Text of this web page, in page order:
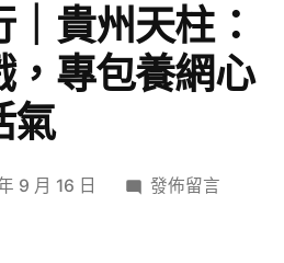
貴州天柱：
，專包養網心
氣
9 月 16 日
在
發佈留言